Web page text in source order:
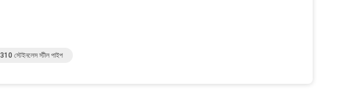
310 স্টেইনলেস স্টীল পাইপ